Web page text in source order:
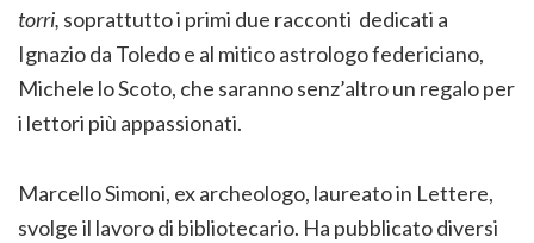
torri, soprattutto i primi due racconti dedicati a
Ignazio da Toledo e al mitico astrologo federiciano,
Michele lo Scoto, che saranno senz’altro un regalo per
i lettori più appassionati.
Marcello Simoni, ex archeologo, laureato in Lettere,
svolge il lavoro di bibliotecario. Ha pubblicato diversi